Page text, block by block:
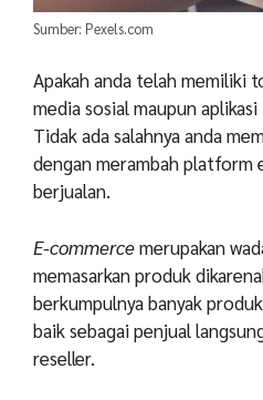
Sumber: Pexels.com
Apakah anda telah memiliki
media sosial maupun aplikasi
Tidak ada salahnya anda
dengan merambah platform
berjualan.
E-commercemerupakan
memasarkan produk
berkumpulnya banyak
baik sebagai penjual
reseller.